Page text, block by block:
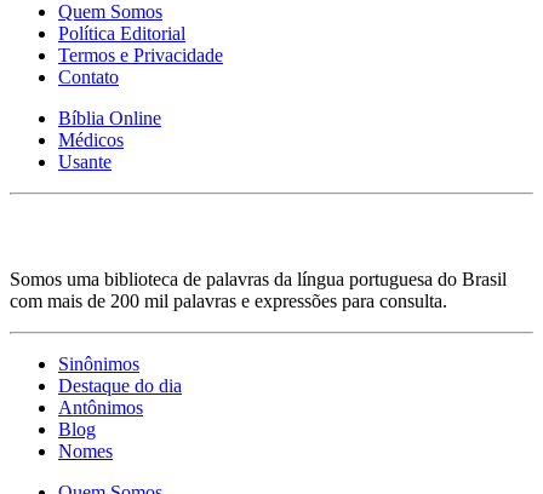
Quem Somos
Política Editorial
Termos e Privacidade
Contato
Bíblia Online
Médicos
Usante
Somos uma biblioteca de palavras da língua portuguesa do Brasil
com mais de 200 mil palavras e expressões para consulta.
Sinônimos
Destaque do dia
Antônimos
Blog
Nomes